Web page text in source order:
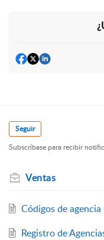
Seguir
Subscríbase para recibir
Ventas
Códigos de
Registro de